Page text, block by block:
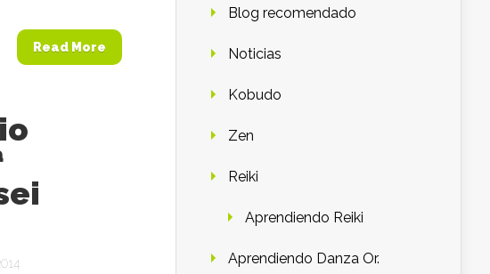
Read More
Blog recomendado
Noticias
Kobudo
Zen
Reiki
Aprendiendo Reiki
Aprendiendo Danza Or.